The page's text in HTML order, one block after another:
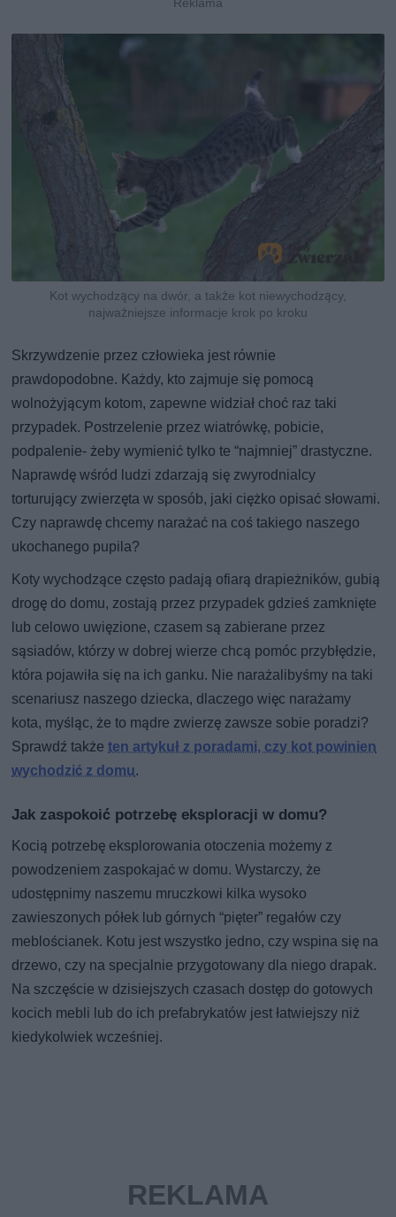
Kot wychodzący na dwór, a także kot niewychodzący,
najważniejsze informacje krok po kroku
Skrzywdzenie przez człowieka jest równie
prawdopodobne. Każdy, kto zajmuje się pomocą
wolnożyjącym kotom, zapewne widział choć raz taki
przypadek. Postrzelenie przez wiatrówkę, pobicie,
podpalenie- żeby wymienić tylko te “najmniej” drastyczne.
Naprawdę wśród ludzi zdarzają się zwyrodnialcy
torturujący zwierzęta w sposób, jaki ciężko opisać słowami.
Czy naprawdę chcemy narażać na coś takiego naszego
ukochanego pupila?
Koty wychodzące często padają ofiarą drapieżników, gubią
drogę do domu, zostają przez przypadek gdzieś zamknięte
lub celowo uwięzione, czasem są zabierane przez
sąsiadów, którzy w dobrej wierze chcą pomóc przybłędzie,
która pojawiła się na ich ganku. Nie narażalibyśmy na taki
scenariusz naszego dziecka, dlaczego więc narażamy
kota, myśląc, że to mądre zwierzę zawsze sobie poradzi?
Sprawdź takżeten artykuł z poradami, czy kot powinien
wychodzić z domu.
Jak zaspokoić potrzebę eksploracji w domu?
Kocią potrzebę eksplorowania otoczenia możemy z
powodzeniem zaspokajać w domu. Wystarczy, że
udostępnimy naszemu mruczkowi kilka wysoko
zawieszonych półek lub górnych “pięter” regałów czy
meblościanek. Kotu jest wszystko jedno, czy wspina się na
drzewo, czy na specjalnie przygotowany dla niego drapak.
Na szczęście w dzisiejszych czasach dostęp do gotowych
kocich mebli lub do ich prefabrykatów jest łatwiejszy niż
kiedykolwiek wcześniej.